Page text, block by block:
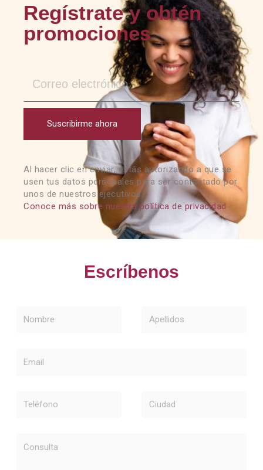
Regístrate y obtén
promociones
Suscribirme ahora
Al hacer clic en enviar, estás autorizando a que se
usen tus datos personales para ser contactado por
unos de nuestros ejecutivos.
Conoce más sobre nuestra política de privacidad
Escríbenos